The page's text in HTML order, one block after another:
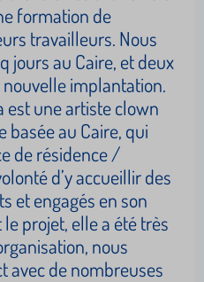
formation de
travailleurs. Nous
jours au Caire, et deux
implantation.
est une artiste clown
au Caire, qui
de résidence /
d’y accueillir des
et engagés en son
projet, elle a été très
nous
avec de nombreuses